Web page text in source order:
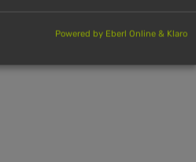
EINKEHR-
Powered by Eberl Online & Klaro